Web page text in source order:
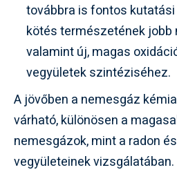
továbbra is fontos
kötés természetének jobb
valamint új, magas
vegyületek szintéziséhez.
A jövőben a nemesgáz
várható, különösen a
nemesgázok, mint a radon
vegyületeinek